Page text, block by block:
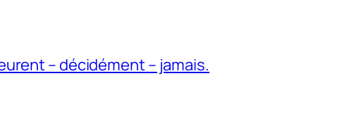
– décidément – jamais.